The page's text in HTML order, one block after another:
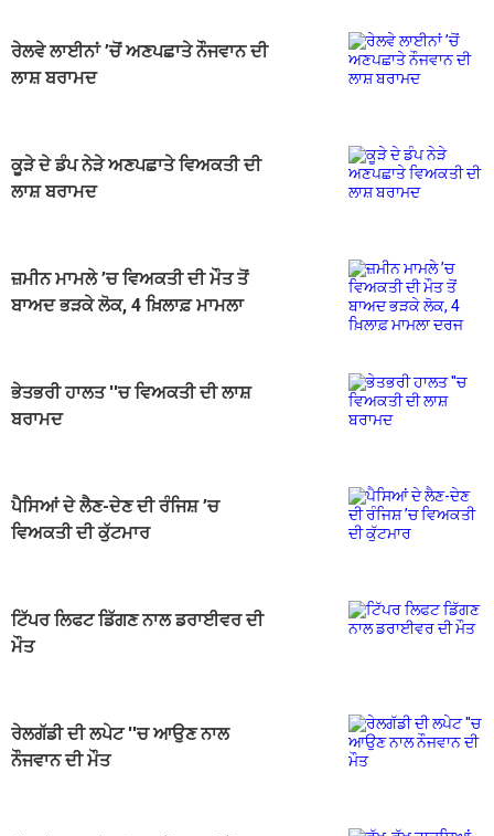
ਰੇਲਵੇ ਲਾਈਨਾਂ ’ਚੋਂ ਅਣਪਛਾਤੇ ਨੌਜਵਾਨ ਦੀ
ਲਾਸ਼ ਬਰਾਮਦ
ਕੂੜੇ ਦੇ ਡੰਪ ਨੇੜੇ ਅਣਪਛਾਤੇ ਵਿਅਕਤੀ ਦੀ
ਲਾਸ਼ ਬਰਾਮਦ
ਜ਼ਮੀਨ ਮਾਮਲੇ ’ਚ ਵਿਅਕਤੀ ਦੀ ਮੌਤ ਤੋਂ
ਬਾਅਦ ਭੜਕੇ ਲੋਕ, 4 ਖ਼ਿਲਾਫ਼ ਮਾਮਲਾ
ਭੇਤਭਰੀ ਹਾਲਤ ''ਚ ਵਿਅਕਤੀ ਦੀ ਲਾਸ਼
ਬਰਾਮਦ
ਪੈਸਿਆਂ ਦੇ ਲੈਣ-ਦੇਣ ਦੀ ਰੰਜਿਸ਼ ’ਚ
ਵਿਅਕਤੀ ਦੀ ਕੁੱਟਮਾਰ
ਟਿੱਪਰ ਲਿਫਟ ਡਿੱਗਣ ਨਾਲ ਡਰਾਈਵਰ ਦੀ
ਮੌਤ
ਰੇਲਗੱਡੀ ਦੀ ਲਪੇਟ ''ਚ ਆਉਣ ਨਾਲ
ਨੌਜਵਾਨ ਦੀ ਮੌਤ